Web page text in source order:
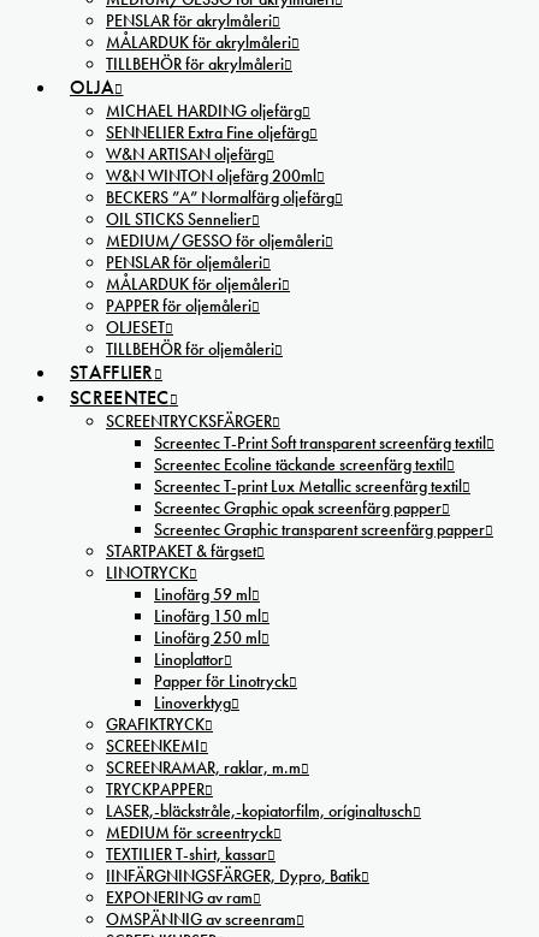
PENSLAR för akrylmåleri
MÅLARDUK för akrylmåleri
TILLBEHÖR för akrylmåleri
OLJA
MICHAEL HARDING oljefärg
SENNELIER Extra Fine oljefärg
W&N ARTISAN oljefärg
W&N WINTON oljefärg 200ml
BECKERS ”A” Normalfärg oljefärg
OIL STICKS Sennelier
MEDIUM/GESSO för oljemåleri
PENSLAR för oljemåleri
MÅLARDUK för oljemåleri
PAPPER för oljemåleri
OLJESET
TILLBEHÖR för oljemåleri
STAFFLIER
SCREENTEC
SCREENTRYCKSFÄRGER
Screentec T-Print Soft transparent screenfärg textil
Screentec Ecoline täckande screenfärg textil
Screentec T-print Lux Metallic screenfärg textil
Screentec Graphic opak screenfärg papper
Screentec Graphic transparent screenfärg papper
STARTPAKET & färgset
LINOTRYCK
Linofärg 59 ml
Linofärg 150 ml
Linofärg 250 ml
Linoplattor
Papper för Linotryck
Linoverktyg
GRAFIKTRYCK
SCREENKEMI
SCREENRAMAR, raklar, m.m
TRYCKPAPPER
LASER,-bläckstråle,-kopiatorfilm, oríginaltusch
MEDIUM för screentryck
TEXTILIER T-shirt, kassar
IINFÄRGNINGSFÄRGER, Dypro, Batik
EXPONERING av ram
OMSPÄNNIG av screenram